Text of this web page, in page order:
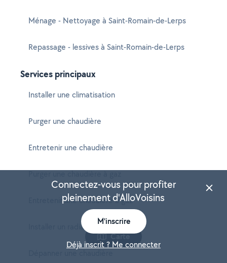
Ménage - Nettoyage à Saint-Romain-de-Lerps
Repassage - lessives à Saint-Romain-de-Lerps
Services principaux
Installer une climatisation
Purger une chaudière
Entretenir une chaudière
Entretenir une chaudière à gaz
Installer un radiateur
Carte
Connectez-vous pour profiter
pleinement d'AlloVoisins
M'inscrire
Déjà inscrit ? Me connecter